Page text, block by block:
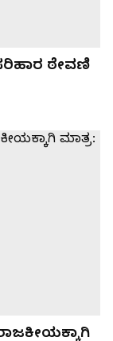
ಠೇವಣಿ